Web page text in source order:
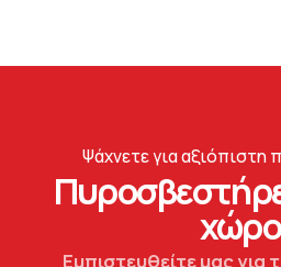
Ψάχνετε για αξιόπιστη
Εμπιστευθείτε μας για